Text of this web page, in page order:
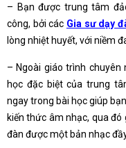
– Bạn được trung tâm
công, bởi các Gia sư dạy
lòng nhiệt huyết, với niềm
– Ngoài giáo trình chuyên
học đặc biệt của trung
ngay trong bài học giúp
kiến thức âm nhạc, qua
đàn được một bản nhạc